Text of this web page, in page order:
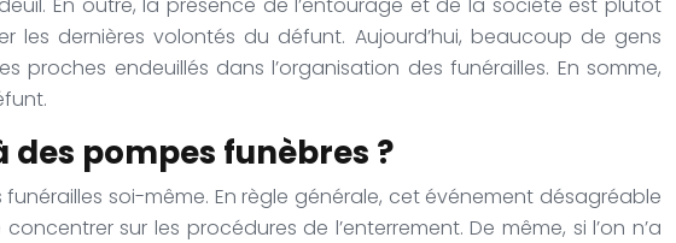
les dernières volontés du défunt. Aujourd’hui, beaucoup de gens
endeuillés dans l’organisation des funérailles. En somme,
pompes funèbres ?
soi-même. En règle générale, cet événement désagréable
sur les procédures de l’enterrement. De même, si l’on n’a